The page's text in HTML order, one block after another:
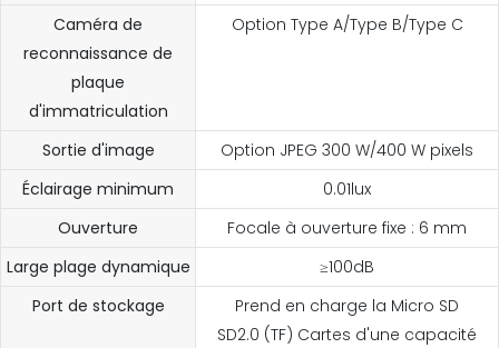
Caméra de
reconnaissance de
plaque
d'immatriculation
Option Type A/Type B/Type C
Sortie d'image
Option JPEG 300 W/400 W pixels
Éclairage minimum
0.01lux
Ouverture
Focale à ouverture fixe : 6 mm
Large plage dynamique
≥100dB
Port de stockage
Prend en charge la Micro SD
SD2.0 (TF) Cartes d'une capacité